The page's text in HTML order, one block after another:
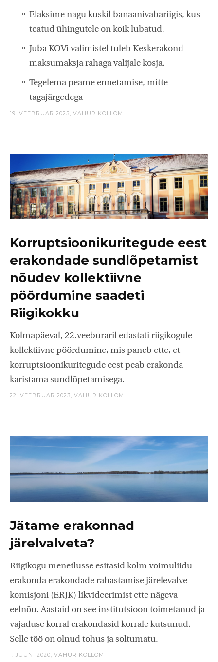
Elaksime nagu kuskil banaanivabariigis, kus
teatud ühingutele on kõik lubatud.
Juba KOVi valimistel tuleb Keskerakond
maksumaksja rahaga valijale kosja.
Tegelema peame ennetamise, mitte
tagajärgedega
19. VEEBRUAR 2025, VAHUR KOLLOM
Korruptsioonikuritegude eest
erakondade sundlõpetamist
nõudev kollektiivne
pöördumine saadeti
Riigikokku
Kolmapäeval, 22.veeburaril edastati riigikogule
kollektiivne pöördumine, mis paneb ette, et
korruptsioonikuritegude eest peab erakonda
karistama sundlõpetamisega.
22. VEEBRUAR 2023, VAHUR KOLLOM
Jätame erakonnad
järelvalveta?
Riigikogu menetlusse esitasid kolm võimuliidu
erakonda erakondade rahastamise järelevalve
komisjoni (ERJK) likvideerimist ette nägeva
eelnõu. Aastaid on see institutsioon toimetanud ja
vajaduse korral erakondasid korrale kutsunud.
Selle töö on olnud tõhus ja sõltumatu.
1. JUUNI 2020, VAHUR KOLLOM